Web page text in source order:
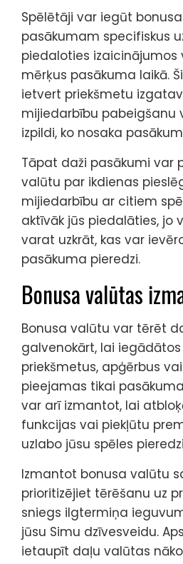
Spēlētāji var iegūt
pasākumam specifiskus
piedaloties izaicinājumos
mērķus pasākuma laikā.
ietvert priekšmetu
mijiedarbību pabeigšanu
izpildi, ko nosaka
Tāpat daži pasākumi var
valūtu par ikdienas
mijiedarbību ar citiem
aktīvāk jūs piedalāties, jo
varat uzkrāt, kas var
pasākuma pieredzi.
Bonusa valūtas
Bonusa valūtu var tērēt
galvenokārt, lai iegādātos
priekšmetus, apģērbus
pieejamas tikai
var arī izmantot, lai
funkcijas vai piekļūtu
uzlabo jūsu spēles
Izmantot bonusa valūtu
prioritizējiet tērēšanu uz
sniegs ilgtermiņa
jūsu Simu dzīvesveidu.
ietaupīt daļu valūtas